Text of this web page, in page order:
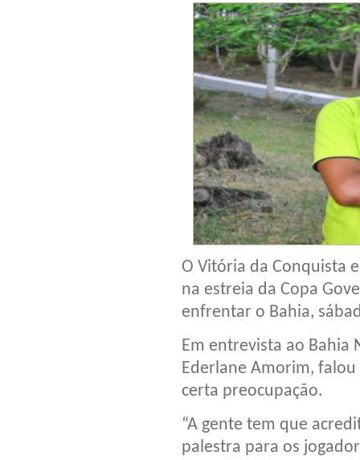
O Vitória da Conquista
na estreia da Copa
enfrentar o Bahia,
Em entrevista ao Bahia
Ederlane Amorim,
certa preocupação.
“A gente tem que
palestra para os